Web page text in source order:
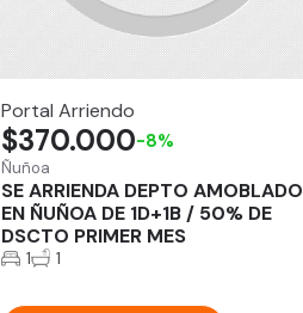
Portal Arriendo
Ñuñoa
SE ARRIENDA DEPTO AMOBLADO
EN ÑUÑOA DE 1D+1B / 50% DE
DSCTO PRIMER MES
$370.000-8%
1 1